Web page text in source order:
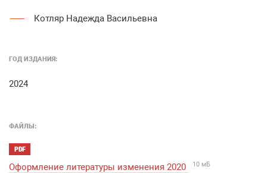
Котляр Надежда Васильевна
ГОД ИЗДАНИЯ:
2024
ФАЙЛЫ:
PDF
Оформление литературы изменения 2020 10 мБ